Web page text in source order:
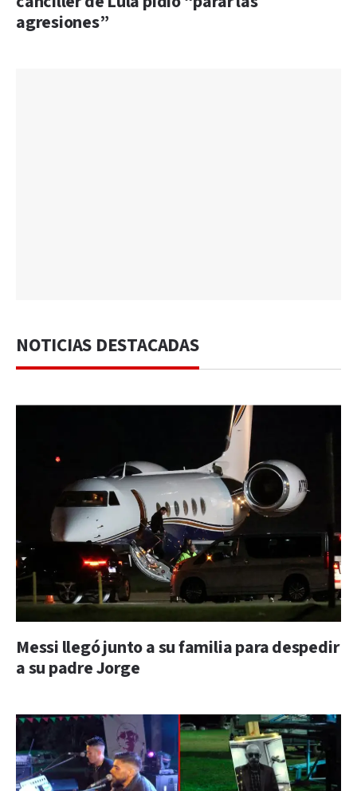
agresiones”
NOTICIAS DESTACADAS
Messi llegó junto a su familia para despedir
a su padre Jorge